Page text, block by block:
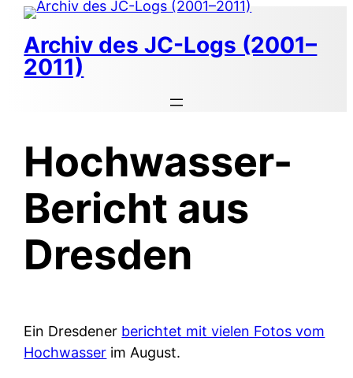
Zum
Inhalt
springen
Archiv des JC-Logs (2001–
2011)
Hochwasser-
Bericht aus
Dresden
Ein Dresdener berichtet mit vielen Fotos vom
Hochwasser im August.